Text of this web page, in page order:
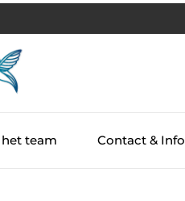
team Contact & Info